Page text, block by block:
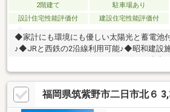
2階建て 駐車場あり
設計住宅性能評価付
建設住宅性能評価付
◆家計にも環境にも優しい太陽光と蓄電池
♪◆JRと西鉄の2沿線利用可能♪◆昭和建設
が13mと広くてスッキリ！開放感のある気
洗器や浴室乾燥機、エコキュートなど、生
くれる設備がついています♪◆全居室空気
電池付きで家計にも優しい【アクセス】・
福岡県筑紫野市二日市北６